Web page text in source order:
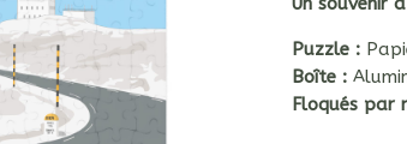
Puzzle :
Boîte :
Floqués par